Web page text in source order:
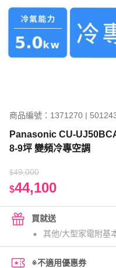
商品編號：1371270 |
Panasonic CU-
8-9坪 變頻冷專空調
$49,000
$44,100
買就送
其他/大型家電附基
※不適用優惠券